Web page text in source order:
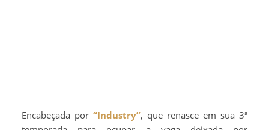
Encabeçada por “Industry”, que renasce em sua 3ª